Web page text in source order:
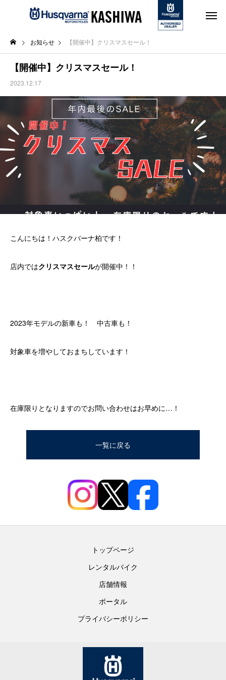
お知らせ 【開催中】クリスマスセール！
【開催中】クリスマスセール！
2023.12.17
こんにちは！ハスクバーナ柏です！
店内ではクリスマスセールが開催中！！
2023年モデルの新車も！ 中古車も！
対象車を増やしておまちしています！
在庫限りとなりますのでお問い合わせはお早めに…！
一覧に戻る
トップページ
レンタルバイク
店舗情報
ポータル
プライバシーポリシー